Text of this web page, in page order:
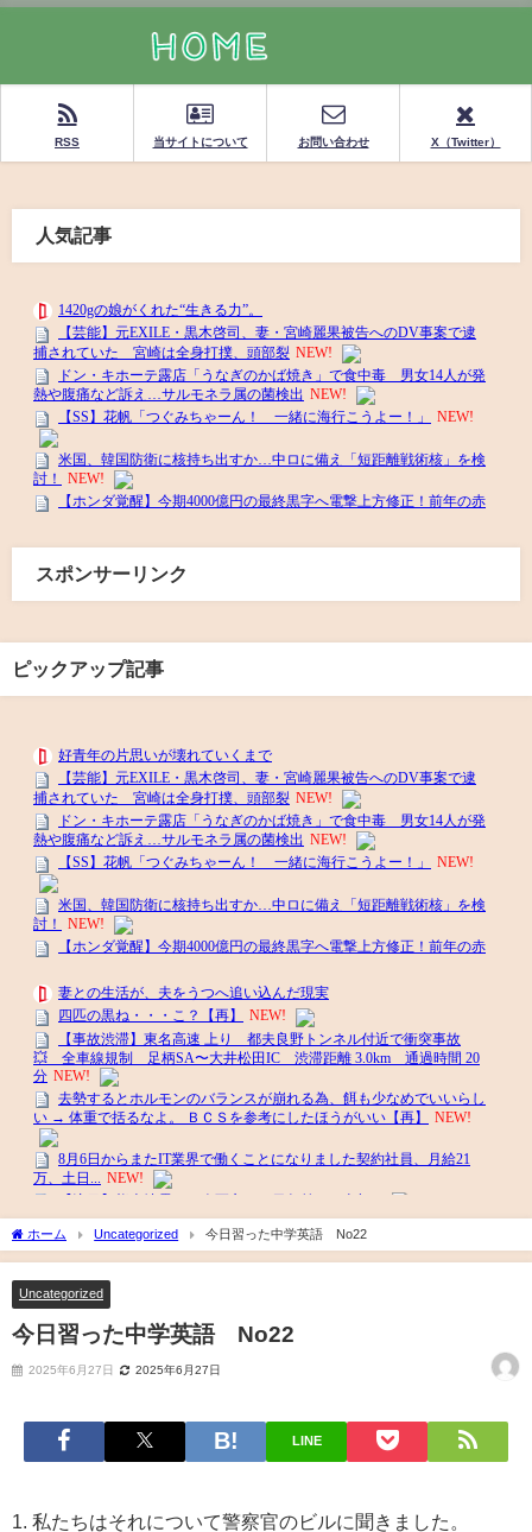
RSS 当サイトについて お問い合わせ X（Twitter）
人気記事
スポンサーリンク
ピックアップ記事
ホーム Uncategorized 今日習った中学英語 No22
Uncategorized
今日習った中学英語 No22
2025年6月27日 2025年6月27日
LINE
1. 私たちはそれについて警察官のビルに聞きました。